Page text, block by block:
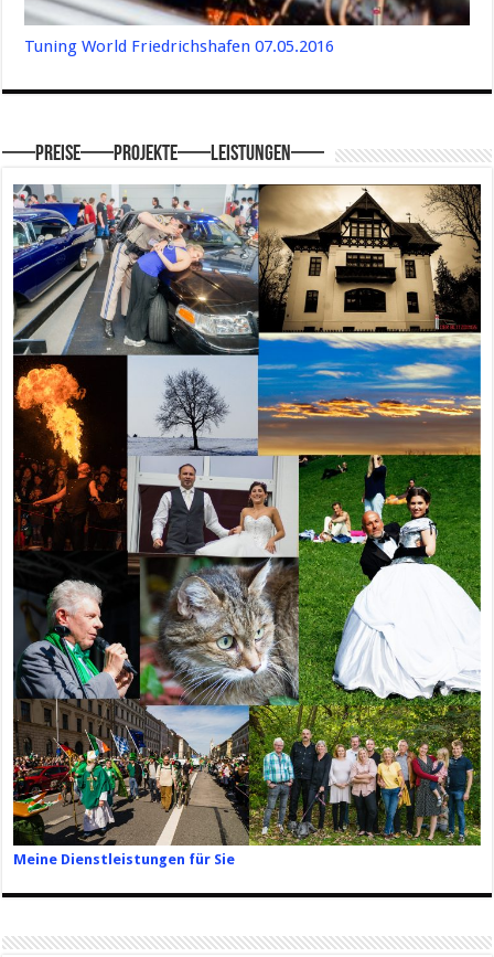
Tuning World Friedrichshafen 07.05.2016
—–Preise—–Projekte—–Leistungen—–
Meine Dienstleistungen für Sie